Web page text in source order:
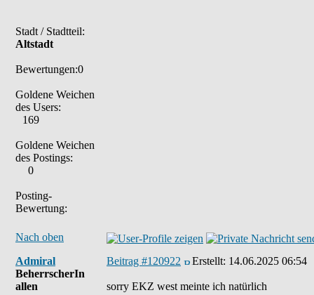
Stadt / Stadtteil:
Altstadt
Bewertungen:0
Goldene Weichen
des Users:
169
Goldene Weichen
des Postings:
0
Posting-
Bewertung:
Nach oben
Admiral
BeherrscherIn
allen
Beitrag #120922 Erstellt: 14.06.2025 06:54
sorry EKZ west meinte ich natürlich